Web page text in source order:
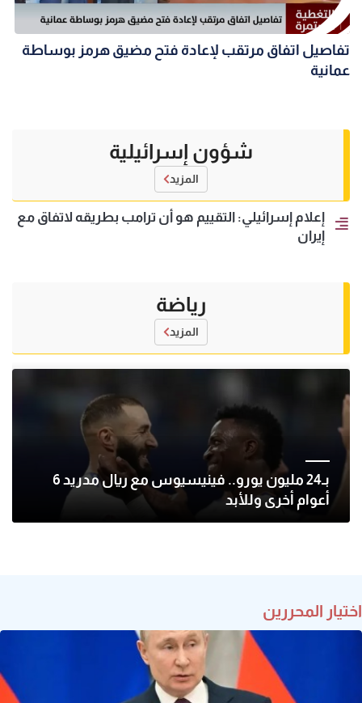
تفاصيل اتفاق مرتقب لإعادة فتح مضيق هرمز بوساطة
عمانية
شؤون إسرائيلية
المزيد
إعلام إسرائيلي: التقييم هو أن ترامب بطريقه لاتفاق مع
إيران
رياضة
المزيد
بـ24 مليون يورو.. فينيسيوس مع ريال مدريد 6
أعوام أخرى وللأبد
اختيار المحررين